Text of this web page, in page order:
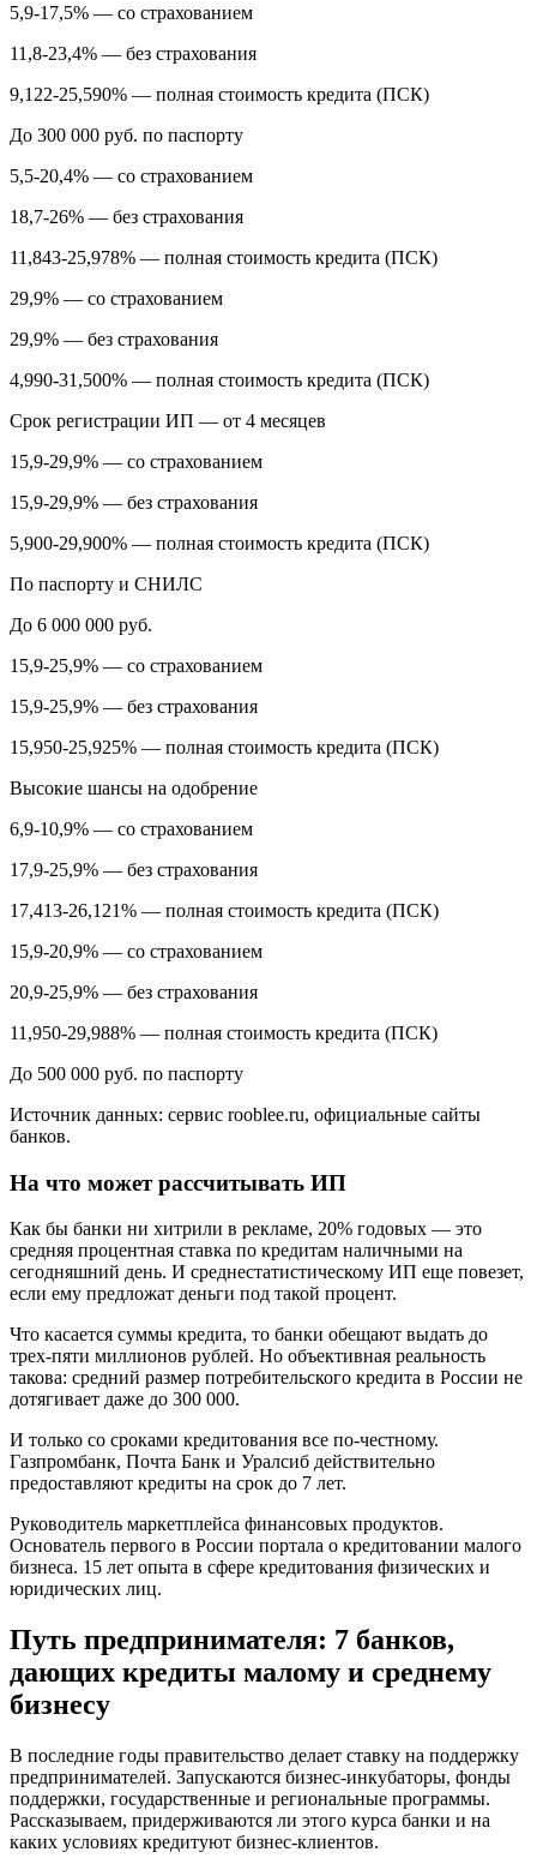
5,9-17,5% — со страхованием
11,8-23,4% — без страхования
9,122-25,590% — полная стоимость кредита (ПСК)
До 300 000 руб. по паспорту
5,5-20,4% — со страхованием
18,7-26% — без страхования
11,843-25,978% — полная стоимость кредита (ПСК)
29,9% — со страхованием
29,9% — без страхования
4,990-31,500% — полная стоимость кредита (ПСК)
Срок регистрации ИП — от 4 месяцев
15,9-29,9% — со страхованием
15,9-29,9% — без страхования
5,900-29,900% — полная стоимость кредита (ПСК)
По паспорту и СНИЛС
До 6 000 000 руб.
15,9-25,9% — со страхованием
15,9-25,9% — без страхования
15,950-25,925% — полная стоимость кредита (ПСК)
Высокие шансы на одобрение
6,9-10,9% — со страхованием
17,9-25,9% — без страхования
17,413-26,121% — полная стоимость кредита (ПСК)
15,9-20,9% — со страхованием
20,9-25,9% — без страхования
11,950-29,988% — полная стоимость кредита (ПСК)
До 500 000 руб. по паспорту
Источник данных: сервис rooblee.ru, официальные сайты
банков.
На что может рассчитывать ИП
Как бы банки ни хитрили в рекламе, 20% годовых — это
средняя процентная ставка по кредитам наличными на
сегодняшний день. И среднестатистическому ИП еще повезет,
если ему предложат деньги под такой процент.
Что касается суммы кредита, то банки обещают выдать до
трех-пяти миллионов рублей. Но объективная реальность
такова: средний размер потребительского кредита в России не
дотягивает даже до 300 000.
И только со сроками кредитования все по-честному.
Газпромбанк, Почта Банк и Уралсиб действительно
предоставляют кредиты на срок до 7 лет.
Руководитель маркетплейса финансовых продуктов.
Основатель первого в России портала о кредитовании малого
бизнеса. 15 лет опыта в сфере кредитования физических и
юридических лиц.
Путь предпринимателя: 7 банков,
дающих кредиты малому и среднему
бизнесу
В последние годы правительство делает ставку на поддержку
предпринимателей. Запускаются бизнес-инкубаторы, фонды
поддержки, государственные и региональные программы.
Рассказываем, придерживаются ли этого курса банки и на
каких условиях кредитуют бизнес-клиентов.